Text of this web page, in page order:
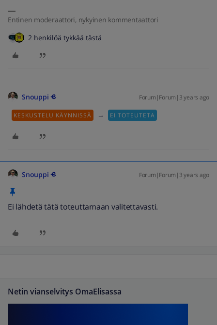
Entinen moderaattori, nykyinen kommentaattori
2 henkilöä tykkää tästä
Snouppi Forum|Forum|3 years ago
KESKUSTELU KÄYNNISSÄ → EI TOTEUTETA
Snouppi Forum|Forum|3 years ago
Ei lähdetä tätä toteuttamaan valitettavasti.
Netin vianselvitys OmaElisassa